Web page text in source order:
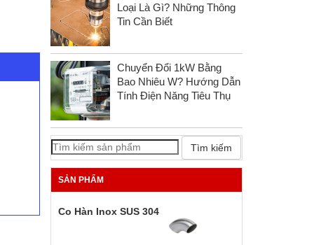
Loại Là Gì? Những Thông
Tin Cần Biết
Chuyển Đổi 1kW Bằng
Bao Nhiêu W? Hướng Dẫn
Tính Điện Năng Tiêu Thụ
Tìm kiếm
SẢN PHẨM
Co Hàn Inox SUS 304